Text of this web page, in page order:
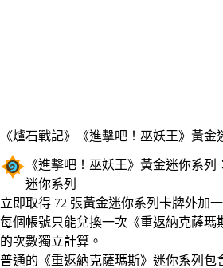
《爐石戰記》
《進擊吧！巫妖王》黃金迷你系列
迷你系列
Product Notification
立即取得 72 張黃金迷你系列卡牌外加一
價格
Available actions
每個帳號只能兌換一次《重返納克薩瑪
的次數獨立計算。
普通的《重返納克薩瑪斯》迷你系列包